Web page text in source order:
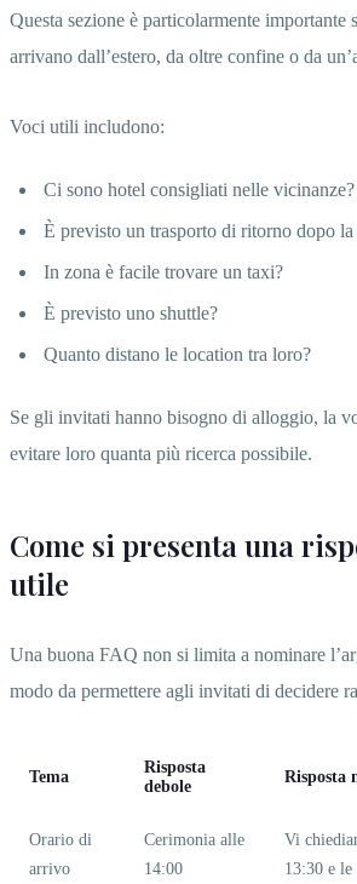
Questa sezione è particolarmente importante
arrivano dall’estero, da oltre confine o da
Voci utili includono:
Ci sono hotel consigliati nelle vicinanze?
È previsto un trasporto di ritorno dopo la
In zona è facile trovare un taxi?
È previsto uno shuttle?
Quanto distano le location tra loro?
Se gli invitati hanno bisogno di alloggio, la
evitare loro quanta più ricerca possibile.
Come si presenta una
utile
Una buona FAQ non si limita a nominare
modo da permettere agli invitati di decidere
Tema
Risposta
debole
Risposta
Orario di
arrivo
Cerimonia alle
14:00
Vi
13:30 e